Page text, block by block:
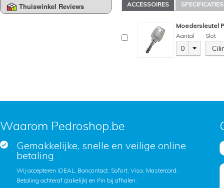
Thuiswinkel Reviews ACCESSOIRES SPECIFICATIES
Moedersleutel
Aantal
0
Slot
Waarom Pedroshop.be
Gemakkelijke, snelle en veilige online
betaling
Wij accepteren iDEAL, Bancontact, Sofort, Visa, Mastercard,
Betaling achteraf (zakelijk) en Pin bij afhalen.